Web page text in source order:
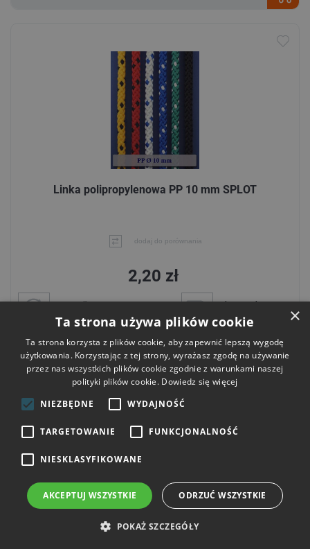
Linka polipropylenowa PP 10 mm SPLOT
dodaj do porównania
2,20 zł
wysyłka
darmowa dostawa
Do koszyka
×
Ta strona używa plików cookie
Ta strona korzysta z plików cookie, aby zapewnić lepszą wygodę
użytkowania. Korzystając z tej strony, wyrażasz zgodę na używanie
przez nas wszystkich plików cookie zgodnie z warunkami naszej
polityki plików cookie. Dowiedz się więcej
NIEZBĘDNE
WYDAJNOŚĆ
TARGETOWANIE FUNKCJONALNOŚĆ
NIESKLASYFIKOWANE
AKCEPTUJ WSZYSTKIE ODRZUĆ WSZYSTKIE
POKAŻ SZCZEGÓŁY